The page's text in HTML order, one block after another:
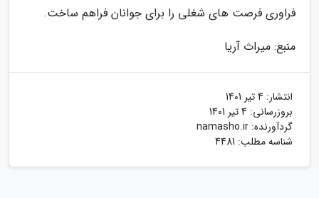
فراوری فرصت های شغلی را برای جوانان فراهم ساخت.
منبع: میراث آریا
انتشار: 4 تیر 1401
بروزرسانی: 4 تیر 1401
گردآورنده: namasho.ir
شناسه مطلب: 4481